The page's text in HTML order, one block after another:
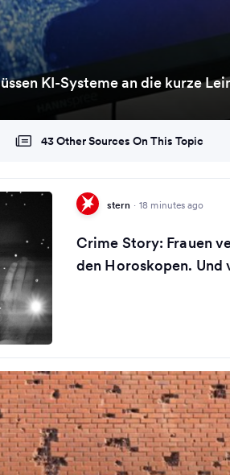
KI-Systeme an die kurze
43 Other Sources On This Topic
stern · 18 minutes ago
Crime Story: Frauen
den Horoskopen. Und